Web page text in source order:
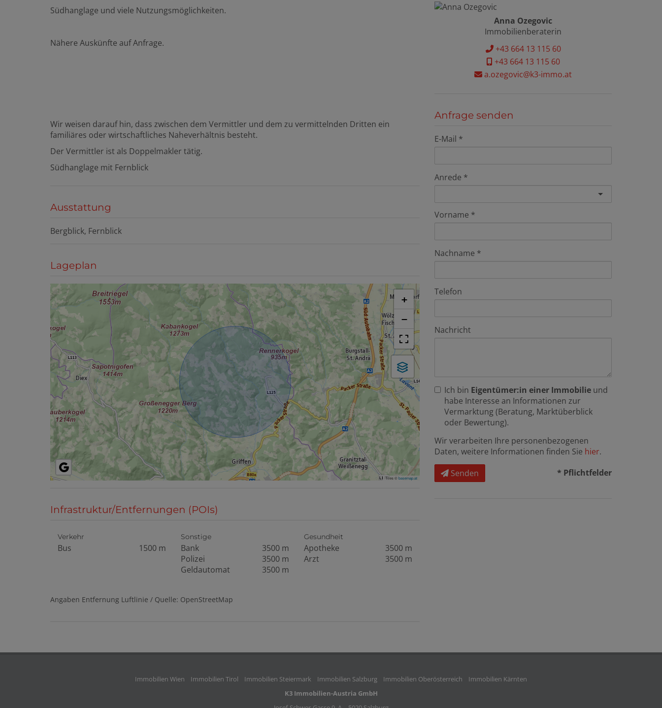
Südhanglage und viele Nutzungsmöglichkeiten.
Nähere Auskünfte auf Anfrage.
Wir weisen darauf hin, dass zwischen dem Vermittler und dem zu vermittelnden Dritten ein
familiäres oder wirtschaftliches Naheverhältnis besteht.
Der Vermittler ist als Doppelmakler tätig.
Südhanglage mit Fernblick
Ausstattung
Bergblick Fernblick
Lageplan
+
−
Tiles ©basemap.at
Infrastruktur/Entfernungen (POIs)
Verkehr
Bus 1500 m
Sonstige
Bank
3500 m
Polizei
3500 m
Geldautomat
3500 m
Gesundheit
Apotheke
3500 m
Arzt
3500 m
Angaben Entfernung Luftlinie / Quelle: OpenStreetMap
Anna Ozegovic
Immobilienberaterin
+43 664 13 115 60
+43 664 13 115 60
a.ozegovic@k3-immo.at
Anfrage senden
E-Mail
Anrede
Vorname
Nachname
Telefon
Nachricht
Ich bin Eigentümer:in einer Immobilie und
habe Interesse an Informationen zur
Vermarktung (Beratung, Marktüberblick
oder Bewertung).
Wir verarbeiten Ihre personenbezogenen
Daten, weitere Informationen finden Sie hier.
Senden
* Pflichtfelder
Immobilien Wien Immobilien Tirol Immobilien Steiermark Immobilien Salzburg Immobilien Oberösterreich
Immobilien Kärnten
K3 Immobilien-Austria GmbH